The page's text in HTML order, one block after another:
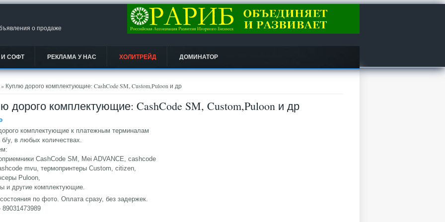
о продаже
СОФТ РЕКЛАМА У НАС ХОЛИТРЕЙД ДОМИНАТОР
» Куплю дорого комплектующие: CashCode SM, Custom,Puloon и др
дорого комплектующие: CashCode SM, Custom,Puloon и др
комплектующие к платежным терминалам
б/у, в любых количествах.
CashCode SM, Mei ADVANCE, cashcode
mvu, термопринтеры Custom, citizen,
Puloon,
и другие комплектующие.
по фото. Оплата сразу, без задержек.
89031473989